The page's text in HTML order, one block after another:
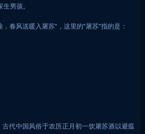
男孩。
春风送暖入屠苏"，这里的"屠苏"指的是：
古代中国风俗于农历正月初一饮屠苏酒以避瘟